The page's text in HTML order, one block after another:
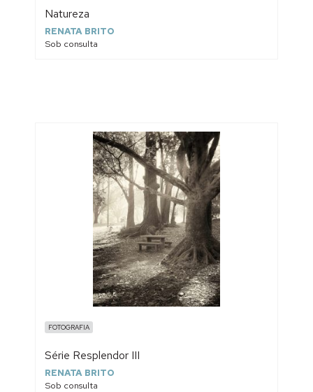
Natureza
RENATA BRITO
Sob consulta
FOTOGRAFIA
Série Resplendor III
RENATA BRITO
Sob consulta